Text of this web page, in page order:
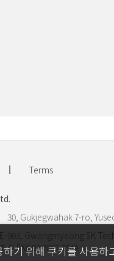
Terms
30, Gukjegwahak 7-ro,
E-903, Gwangmyeong SK
FAX.02.2083.2549
기 위해 쿠키를 사용